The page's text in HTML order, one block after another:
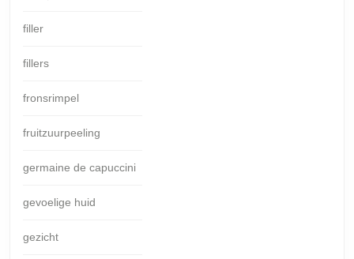
filler
fillers
fronsrimpel
fruitzuurpeeling
germaine de capuccini
gevoelige huid
gezicht